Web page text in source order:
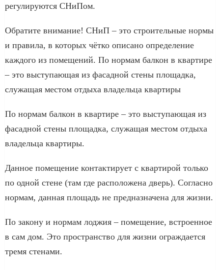
регулируются СНиПом.
Обратите внимание! СНиП – это строительные нормы
и правила, в которых чётко описано определение
каждого из помещений. По нормам балкон в квартире
– это выступающая из фасадной стены площадка,
служащая местом отдыха владельца квартиры
По нормам балкон в квартире – это выступающая из
фасадной стены площадка, служащая местом отдыха
владельца квартиры.
Данное помещение контактирует с квартирой только
по одной стене (там где расположена дверь). Согласно
нормам, данная площадь не предназначена для жизни.
По закону и нормам лоджия – помещение, встроенное
в сам дом. Это пространство для жизни ограждается
тремя стенами.